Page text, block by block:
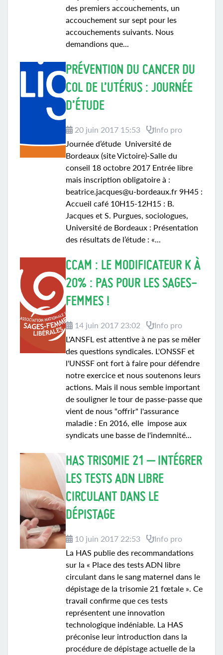
des premiers accouchements, un
accouchement sur sept pour les
accouchements suivants. Nous
demandions que...
PRÉVENTION DU CANCER DU
COL DE L’UTÉRUS : JOURNÉE
D’ÉTUDE
20 juin 2017 15:53
Info pro
Journée d’étude Université de
Bordeaux (site Victoire)-Salle du
conseil 18 octobre 2017 Entrée libre
mais inscription obligatoire à :
beatrice.jacques@u-bordeaux.fr 9H45 :
Accueil café 10H15-12H15 : B.
Jacques et S. Purgues, sociologues,
Université de Bordeaux : Présentation
des résultats de l’étude : «...
CCAM : LE MODIFICATEUR K À
20% : PAS POUR LES SAGES-
FEMMES !
14 juin 2017 23:02
Info pro
L'ANSFL est attentive à ne pas se mêler
des questions syndicales. L'ONSSF et
l'UNSSF ont fort à faire pour défendre
notre exercice et nous soutenons leurs
actions. Mais il nous semble important
de souligner le tour de passe-passe que
vient de nous "offrir" l'assurance
maladie : En 2016, elle impose aux
syndicats une basse de l'indemnité...
HAS TRISOMIE 21 – INTÉGRER
LES TESTS ADN LIBRE
CIRCULANT DANS LE
DÉPISTAGE
10 juin 2017 22:53
Info pro
La HAS publie des recommandations
sur la « Place des tests ADN libre
circulant dans le sang maternel dans le
dépistage de la trisomie 21 fœtale ». Ce
travail confirme que ces tests
représentent une innovation
technologique indéniable. La HAS
préconise leur introduction dans la
procédure de dépistage actuelle de la